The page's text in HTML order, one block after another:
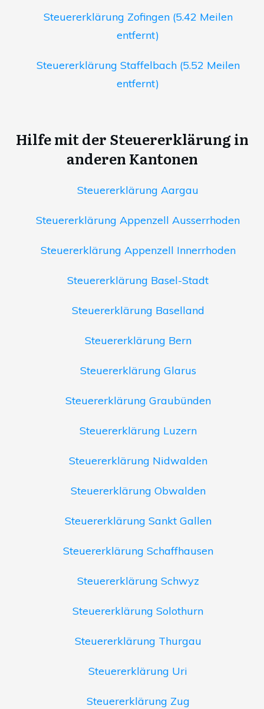
Steuererklärung Zofingen (5.42 Meilen
entfernt)
Steuererklärung Staffelbach (5.52 Meilen
entfernt)
Hilfe mit der Steuererklärung in
anderen Kantonen
Steuererklärung Aargau
Steuererklärung Appenzell Ausserrhoden
Steuererklärung Appenzell Innerrhoden
Steuererklärung Basel-Stadt
Steuererklärung Baselland
Steuererklärung Bern
Steuererklärung Glarus
Steuererklärung Graubünden
Steuererklärung Luzern
Steuererklärung Nidwalden
Steuererklärung Obwalden
Steuererklärung Sankt Gallen
Steuererklärung Schaffhausen
Steuererklärung Schwyz
Steuererklärung Solothurn
Steuererklärung Thurgau
Steuererklärung Uri
Steuererklärung Zug